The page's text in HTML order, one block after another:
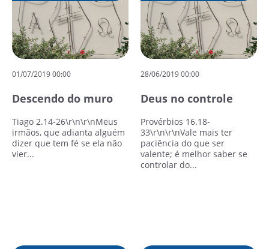
01/07/2019 00:00
Descendo do muro
Tiago 2.14-26\r\n\r\nMeus
irmãos, que adianta alguém
dizer que tem fé se ela não
vier...
28/06/2019 00:00
Deus no controle
Provérbios 16.18-
33\r\n\r\nVale mais ter
paciência do que ser
valente; é melhor saber se
controlar do...